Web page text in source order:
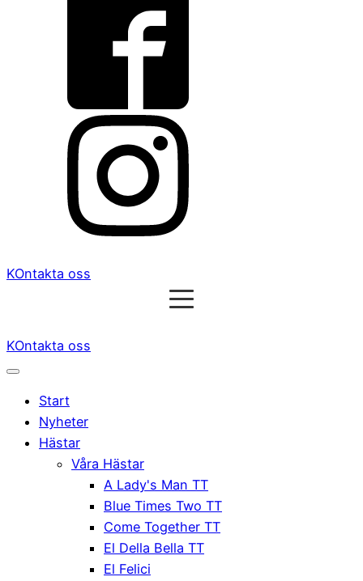
KOntakta oss
KOntakta oss
Start
Nyheter
Hästar
Våra Hästar
A Lady's Man TT
Blue Times Two TT
Come Together TT
El Della Bella TT
El Felici